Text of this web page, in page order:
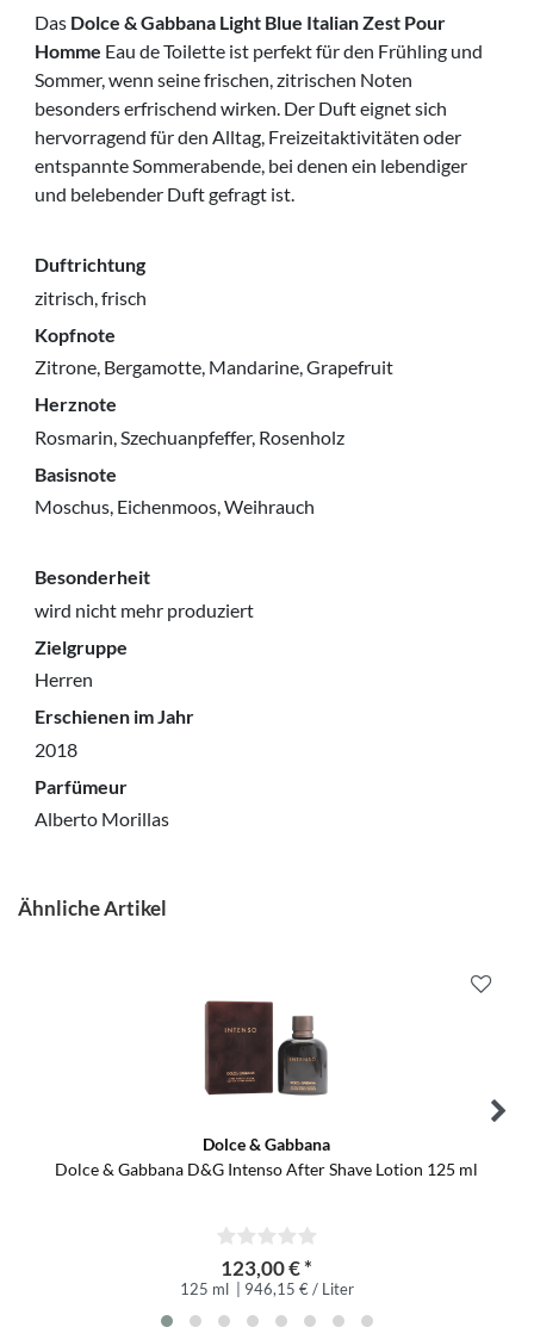
Das Dolce & Gabbana Light Blue Italian Zest Pour
Homme Eau de Toilette ist perfekt für den Frühling und
Sommer, wenn seine frischen, zitrischen Noten
besonders erfrischend wirken. Der Duft eignet sich
hervorragend für den Alltag, Freizeitaktivitäten oder
entspannte Sommerabende, bei denen ein lebendiger
und belebender Duft gefragt ist.
Duftrichtung
zitrisch, frisch
Kopfnote
Zitrone, Bergamotte, Mandarine, Grapefruit
Herznote
Rosmarin, Szechuanpfeffer, Rosenholz
Basisnote
Moschus, Eichenmoos, Weihrauch
Besonderheit
wird nicht mehr produziert
Zielgruppe
Herren
Erschienen im Jahr
2018
Parfümeur
Alberto Morillas
Ähnliche Artikel
Dolce & Gabbana
Dolce & Gabbana D&G Intenso After Shave Lotion 125 ml
123,00 € *
125 ml | 946,15 € / Liter